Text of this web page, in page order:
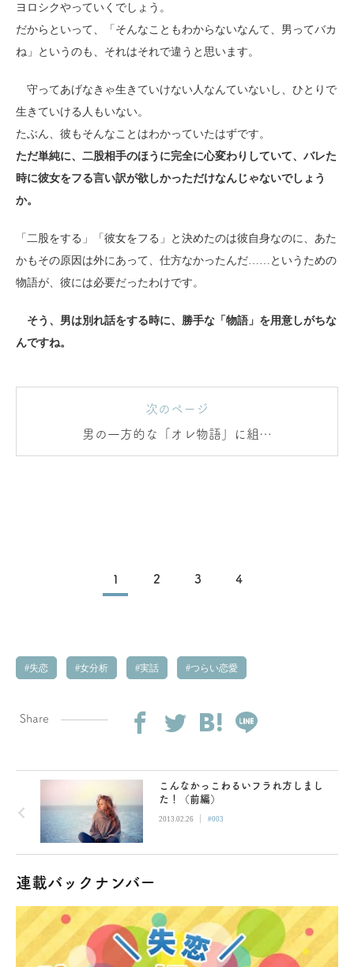
ヨロシクやっていくでしょう。
だからといって、「そんなこともわからないなんて、男ってバカ
ね」というのも、それはそれで違うと思います。
守ってあげなきゃ生きていけない人なんていないし、ひとりで
生きていける人もいない。
たぶん、彼もそんなことはわかっていたはずです。
ただ単純に、二股相手のほうに完全に心変わりしていて、バレた
時に彼女をフる言い訳が欲しかっただけなんじゃないでしょう
か。
「二股をする」「彼女をフる」と決めたのは彼自身なのに、あた
かもその原因は外にあって、仕方なかったんだ……というための
物語が、彼には必要だったわけです。
そう、男は別れ話をする時に、勝手な「物語」を用意しがちな
んですね。
次のページ
男の一方的な「オレ物語」に組み
込まれるな！
1 2 3 4
失恋 女分析 実話 つらい恋愛
Share
こんなかっこわるいフラれ方しまし
た！（前編）
2013.02.26 | #003
連載バックナンバー